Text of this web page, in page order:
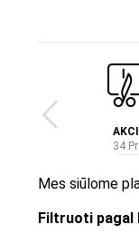
34
Mes siūlome
Filtruoti pagal